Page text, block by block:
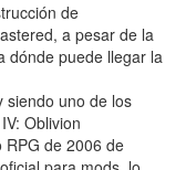
de
a pesar de la
dónde puede llegar la
siendo uno de los
Oblivion
RPG de 2006 de